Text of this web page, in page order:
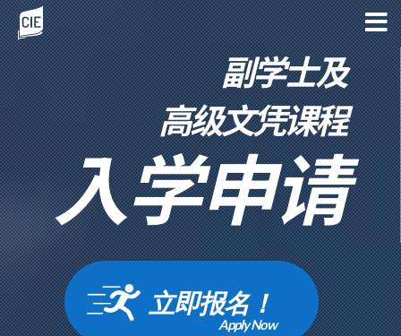
副学士及
高级文凭课程
入学申请
立即报名！
Apply Now